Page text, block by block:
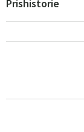
Prishistorie